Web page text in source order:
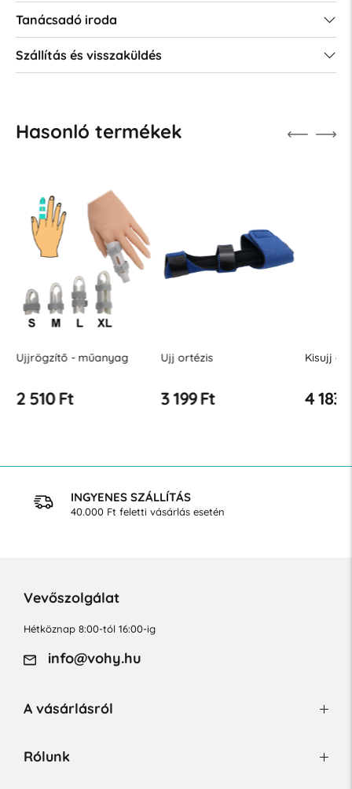
Tanácsadó iroda
Szállítás és visszaküldés
Hasonló termékek
Ujjrögzítő - műanyag
2 510 Ft
Ujj ortézis
3 199 Ft
Kisujj
4 183
INGYENES SZÁLLÍTÁS
40.000 Ft feletti vásárlás esetén
Vevőszolgálat
Hétköznap 8:00-tól 16:00-ig
info@vohy.hu
A vásárlásról
Rólunk